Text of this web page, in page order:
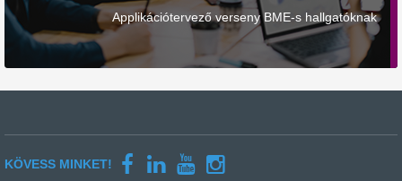
Applikációtervező verseny BME-s hallgatóknak
KÖVESS MINKET!